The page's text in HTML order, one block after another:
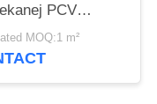
PCV
na słońce
MOQ:1 m²